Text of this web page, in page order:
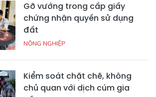
Gỡ vướng trong cấp giấy
chứng nhận quyền sử dụng
đất
NÔNG NGHIỆP
Kiểm soát chặt chẽ, không
chủ quan với dịch cúm gia